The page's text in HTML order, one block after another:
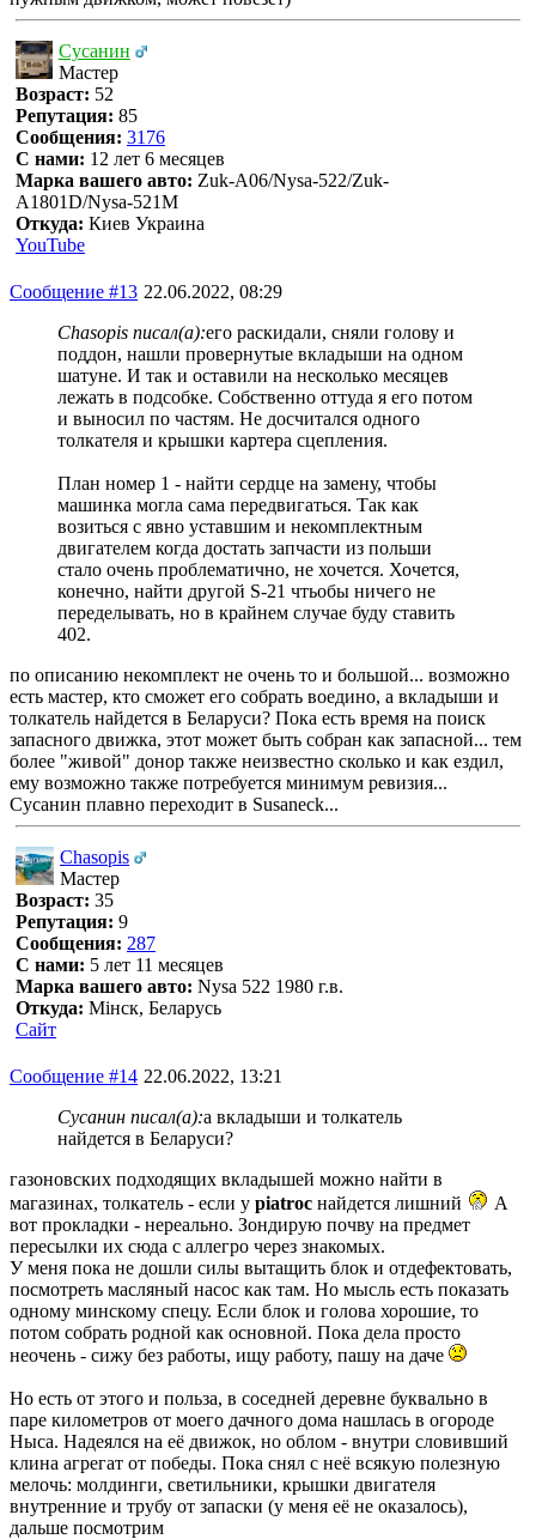
Сусанин
Мастер
Возраст: 52
Репутация: 85
Сообщения: 3176
С нами: 12 лет 6 месяцев
Марка вашего авто: Zuk-A06/Nysa-522/Zuk-
A1801D/Nysa-521M
Откуда: Киев Украина
YouTube
Сообщение #13 22.06.2022, 08:29
Chasopis писал(а):его раскидали, сняли голову и
поддон, нашли провернутые вкладыши на одном
шатуне. И так и оставили на несколько месяцев
лежать в подсобке. Собственно оттуда я его потом
и выносил по частям. Не досчитался одного
толкателя и крышки картера сцепления.
План номер 1 - найти сердце на замену, чтобы
машинка могла сама передвигаться. Так как
возиться с явно уставшим и некомплектным
двигателем когда достать запчасти из польши
стало очень проблематично, не хочется. Хочется,
конечно, найти другой S-21 чтьобы ничего не
переделывать, но в крайнем случае буду ставить
402.
по описанию некомплект не очень то и большой... возможно
есть мастер, кто сможет его собрать воедино, а вкладыши и
толкатель найдется в Беларуси? Пока есть время на поиск
запасного движка, этот может быть собран как запасной... тем
более "живой" донор также неизвестно сколько и как ездил,
ему возможно также потребуется минимум ревизия...
Сусанин плавно переходит в Susaneck...
Chasopis
Мастер
Возраст: 35
Репутация: 9
Сообщения: 287
С нами: 5 лет 11 месяцев
Марка вашего авто: Nysa 522 1980 г.в.
Откуда: Мінск, Беларусь
Сайт
Сообщение #14 22.06.2022, 13:21
Сусанин писал(а):а вкладыши и толкатель
найдется в Беларуси?
газоновских подходящих вкладышей можно найти в
магазинах, толкатель - если у piatroc найдется лишний
А
вот прокладки - нереально. Зондирую почву на предмет
пересылки их сюда с аллегро через знакомых.
У меня пока не дошли силы вытащить блок и отдефектовать,
посмотреть масляный насос как там. Но мысль есть показать
одному минскому спецу. Если блок и голова хорошие, то
потом собрать родной как основной. Пока дела просто
неочень - сижу без работы, ищу работу, пашу на даче
Но есть от этого и польза, в соседней деревне буквально в
паре километров от моего дачного дома нашлась в огороде
Ныса. Надеялся на её движок, но облом - внутри словивший
клина агрегат от победы. Пока снял с неё всякую полезную
мелочь: молдинги, светильники, крышки двигателя
внутренние и трубу от запаски (у меня её не оказалось),
дальше посмотрим